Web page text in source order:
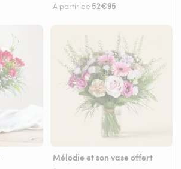
À partir de 52€95
Mélodie et son vase offert